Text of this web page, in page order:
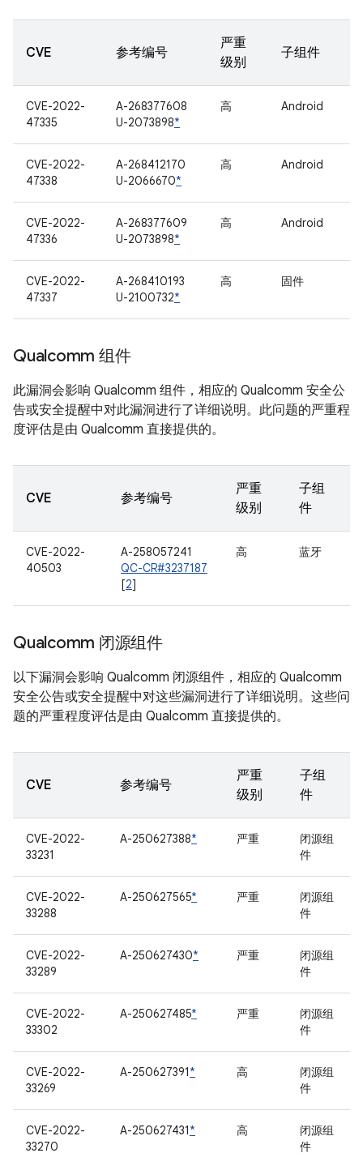
CVE 参考编号
严重
级别
子组件
CVE-2022-
47335
A-268377608
U-2073898*
高 Android
CVE-2022-
47338
A-268412170
U-2066670*
高 Android
CVE-2022-
47336
A-268377609
U-2073898*
高 Android
CVE-2022-
47337
A-268410193
U-2100732*
高 固件
Qualcomm 组件
此漏洞会影响 Qualcomm 组件，相应的 Qualcomm 安全公
告或安全提醒中对此漏洞进行了详细说明。此问题的严重程
度评估是由 Qualcomm 直接提供的。
CVE 参考编号
严重
级别
子组
件
CVE-2022-
40503
A-258057241
QC-CR#3237187
[2]
高 蓝牙
Qualcomm 闭源组件
以下漏洞会影响 Qualcomm 闭源组件，相应的 Qualcomm
安全公告或安全提醒中对这些漏洞进行了详细说明。这些问
题的严重程度评估是由 Qualcomm 直接提供的。
CVE 参考编号
严重
级别
子组
件
CVE-2022-
33231
A-250627388* 严重
闭源组
件
CVE-2022-
33288
A-250627565* 严重
闭源组
件
CVE-2022-
33289
A-250627430* 严重
闭源组
件
CVE-2022-
33302
A-250627485* 严重
闭源组
件
CVE-2022-
33269
A-250627391* 高
闭源组
件
CVE-2022-
33270
A-250627431* 高
闭源组
件